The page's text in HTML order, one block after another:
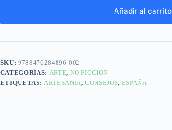
Añadir al carrito
SKU:9788476284896-002
CATEGORÍAS: ARTE, NO FICCIÓN
ETIQUETAS: ARTESANÍA,CONSEJOS, ESPAÑA